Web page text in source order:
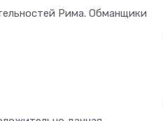
Рима. Обманщики